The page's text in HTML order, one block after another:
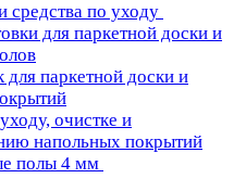
средства по уходу
для паркетной доски и
паркетной доски и
очистке и
напольных покрытий
полы 4 мм